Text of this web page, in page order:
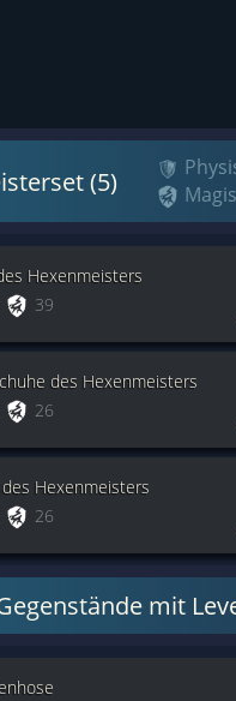
(5)
Hexenmeisters
39
des Hexenmeisters
26
Hexenmeisters
26
mit